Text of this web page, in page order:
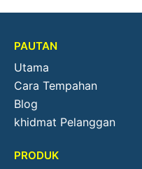
PAUTAN
Utama
Cara Tempahan
Blog
khidmat Pelanggan
PRODUK